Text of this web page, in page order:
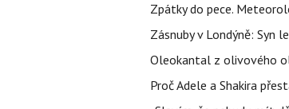
Zpátky do pece.
Zásnuby v Londýně: Syn
Oleokantal z olivového
Proč Adele a Shakira